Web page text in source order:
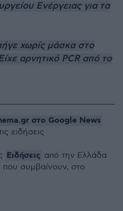
Ενέργειας για τα
χωρίς μάσκα στο
αρνητικό PCR από το
στο Google News
ειδήσεις
Ειδήσεις από την Ελλάδα
που συμβαίνουν, στο